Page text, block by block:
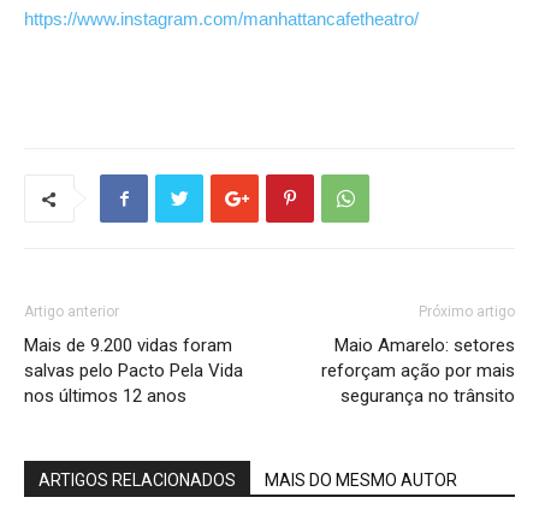
https://www.instagram.com/manhattancafetheatro/
Artigo anterior
Mais de 9.200 vidas foram
salvas pelo Pacto Pela Vida
nos últimos 12 anos
Próximo artigo
Maio Amarelo: setores
reforçam ação por mais
segurança no trânsito
ARTIGOS RELACIONADOS MAIS DO MESMO AUTOR